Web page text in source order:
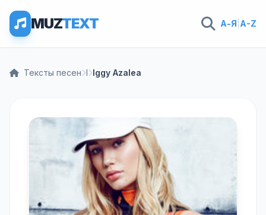
MUZTEXT А-Я A-Z
Тексты песен I Iggy Azalea